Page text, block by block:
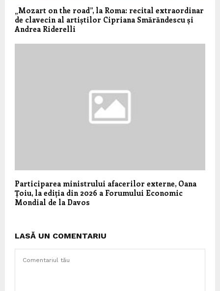
„Mozart on the road”, la Roma: recital extraordinar
de clavecin al artiștilor Cipriana Smărăndescu și
Andrea Riderelli
Participarea ministrului afacerilor externe, Oana
Țoiu, la ediția din 2026 a Forumului Economic
Mondial de la Davos
LASĂ UN COMENTARIU